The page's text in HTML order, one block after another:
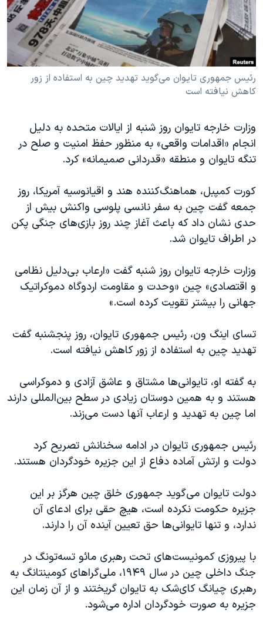
فرهنگ و زندگی
حقوق شهروندی
اقتصادی
علم و فناوری
اسرائیل در جنگ
آرشیو پخش زنده
مستندها
انتخابات ریاست جمهوری آمریکا ۲۰۲۴
حمله جمهوری اسلامی به اسرائیل
رمز مهسا
ورزش زنان در ایران
مجموعه مستندهای دادخواهی
تریبونال مردمی آبان ۹۸
چهل سال گروگان‌گیری
قانون شفافیت دارائی کادر رهبری ایران
اعتراضات مردمی آبان ۹۸
اسرائیل در جنگ
نرگس محمدی برنده جایزه نوبل صلح
همایش محافظه‌کاران آمریکا «سی‌پک»
صفحه‌های ویژه
سفر پرزیدنت ترامپ به چین
دنبال کنید
زبانهای مختلف
رئیس جمهوری تایوان می‌گوید تهدید چین به استفاده از زور
کاهش نیافته است
وزارت خارجه تایوان روز شنبه از ایالات متحده به دلیل
انجام «اقدامات واقعی» به منظور حفظ امنیت و صلح در
تنگه تایوان و منطقه «قدردانی صمیمانه» کرد.
کورت کمپبل، هماهنگ‌کننده هند و اقیانوسیه آمریکا، روز
جمعه گفت چین به سفر نانسی پلوسی واکنش بیش از
حدی نشان داد که باعث آغاز چند روز بازی‌های جنگی پکن
در اطراف تایوان شد.
وزارت خارجه تایوان روز شنبه گفت «ارعاب بی‌دلیل نظامی
و اقتصادی» چین «وحدت و مقاومت اردوگاه دموکراتیک
جهانی را بیشتر تقویت کرده است.»
تسای اینگ ون، رئیس جمهوری تایوان، روز پنجشنبه گفت
تهدید چین به استفاده از زور کاهش نیافته است.
به گفته او، تایوانی‌ها مشتاق و عاشق آزادی و دموکراسی
هستند و به همین دوستان زیادی در سطح بین‌المللی دارند
اما چین به تهدید و ارعاب آنها دست می‌زند.
رئیس جمهوری تایوان در ادامه سخنانش تصریح کرد
دولت و ارتش آماده دفاع از این جزیره خودگردان هستند.
دولت تایوان می‌گوید جمهوری خلق چین هرگز بر این
جزیره حکومت نکرده است، هیچ حقی برای ادعای آن
ندارد، و تنها تایوانی‌ها حق تعیین آینده آن را دارند.
با پیروزی کمونیست‌های تحت رهبری مائو تسه‌تونگ در
جنگ داخلی چین در سال ۱۹۴۹، ملی‌گراهای کومینتانگ به
رهبری چیانگ کای‌شک به تایوان گریختند و از آن زمان این
جزیره به صورت خودگردان اداره می‌شود.